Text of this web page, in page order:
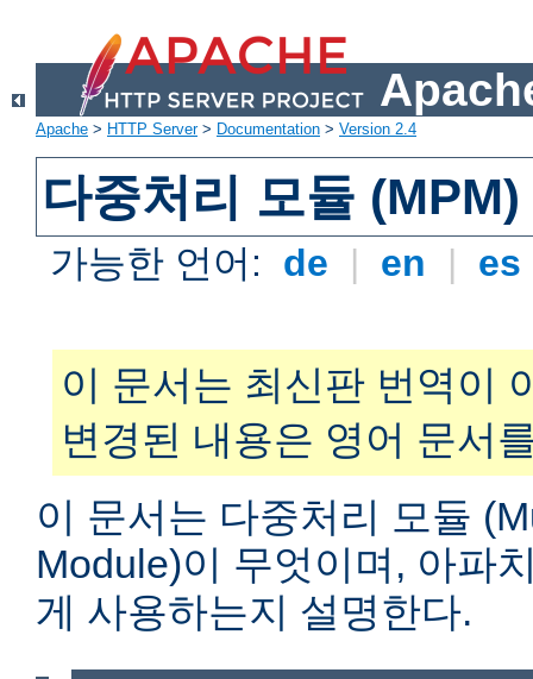
Apache > HTTP Server> Documentation > Version 2.4
다중처리 모듈 (MPM)
가능한 언어: de | en | es
이 문서는 최신판 번역이
변경된 내용은 영어 문서
이 문서는 다중처리 모듈
Module)이 무엇이며, 아파
게 사용하는지 설명한다.